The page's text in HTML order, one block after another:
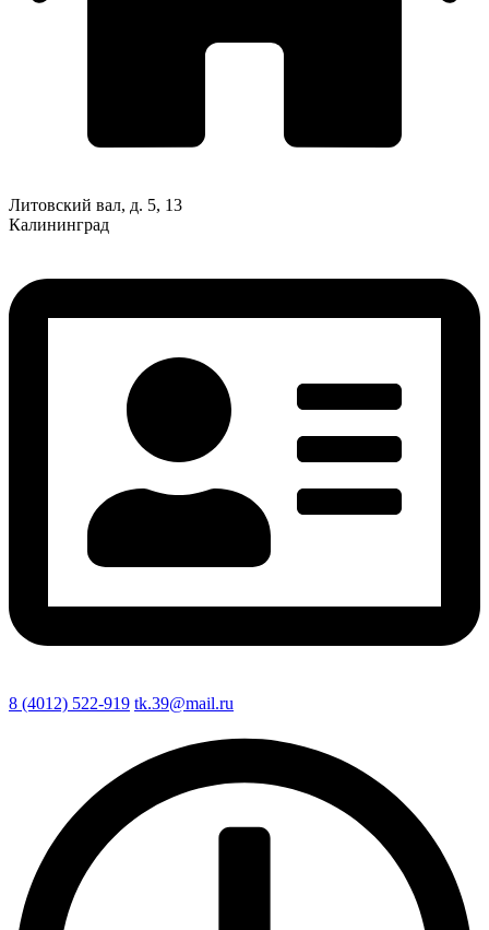
Литовский вал, д. 5, 13
Калининград
8 (4012) 522-919 tk.39@mail.ru